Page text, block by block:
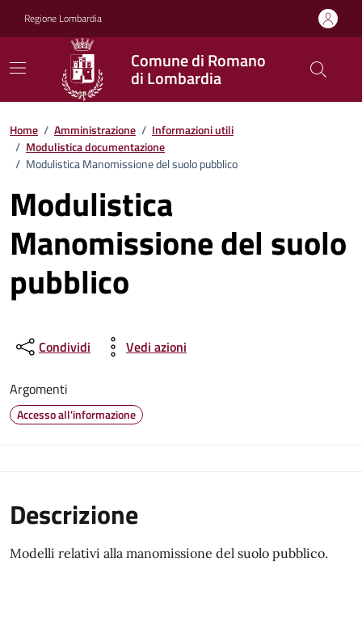
Regione Lombardia
Comune di Romano
di Lombardia
Home / Amministrazione / Informazioni utili
/ Modulistica documentazione
/ Modulistica Manomissione del suolo pubblico
Modulistica
Manomissione del suolo
pubblico
Condividi Vedi azioni
Argomenti
Accesso all'informazione
Descrizione
Modelli relativi alla manomissione del suolo pubblico.